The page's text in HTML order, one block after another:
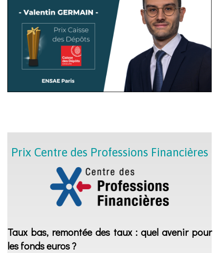
Prix Centre des Professions Financières
Taux bas, remontée des taux : quel avenir pour
les fonds euros ?